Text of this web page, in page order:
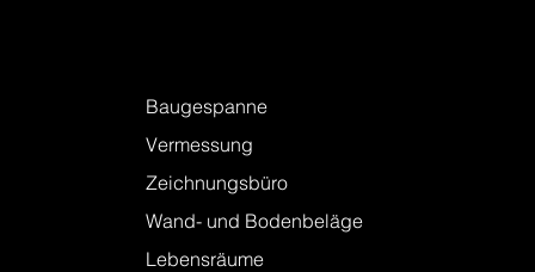
Baugespanne
Vermessung
Zeichnungsbüro
Wand- und Bodenbeläge
Lebensräume